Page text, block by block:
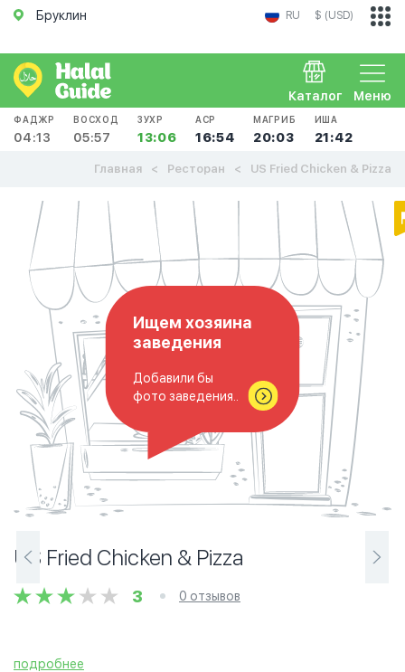
Бруклин RU $ (USD)
Меню
Каталог
ФАДЖР
04:13
ВОСХОД
05:57
ЗУХР
13:06
АСР
16:54
МАГРИБ
20:03
ИША
21:42
Главная Ресторан US Fried Chicken & Pizza
Ищем хозяина
заведения
Добавили бы
фото заведения..
US Fried Chicken & Pizza
3 0 отзывов
подробнее